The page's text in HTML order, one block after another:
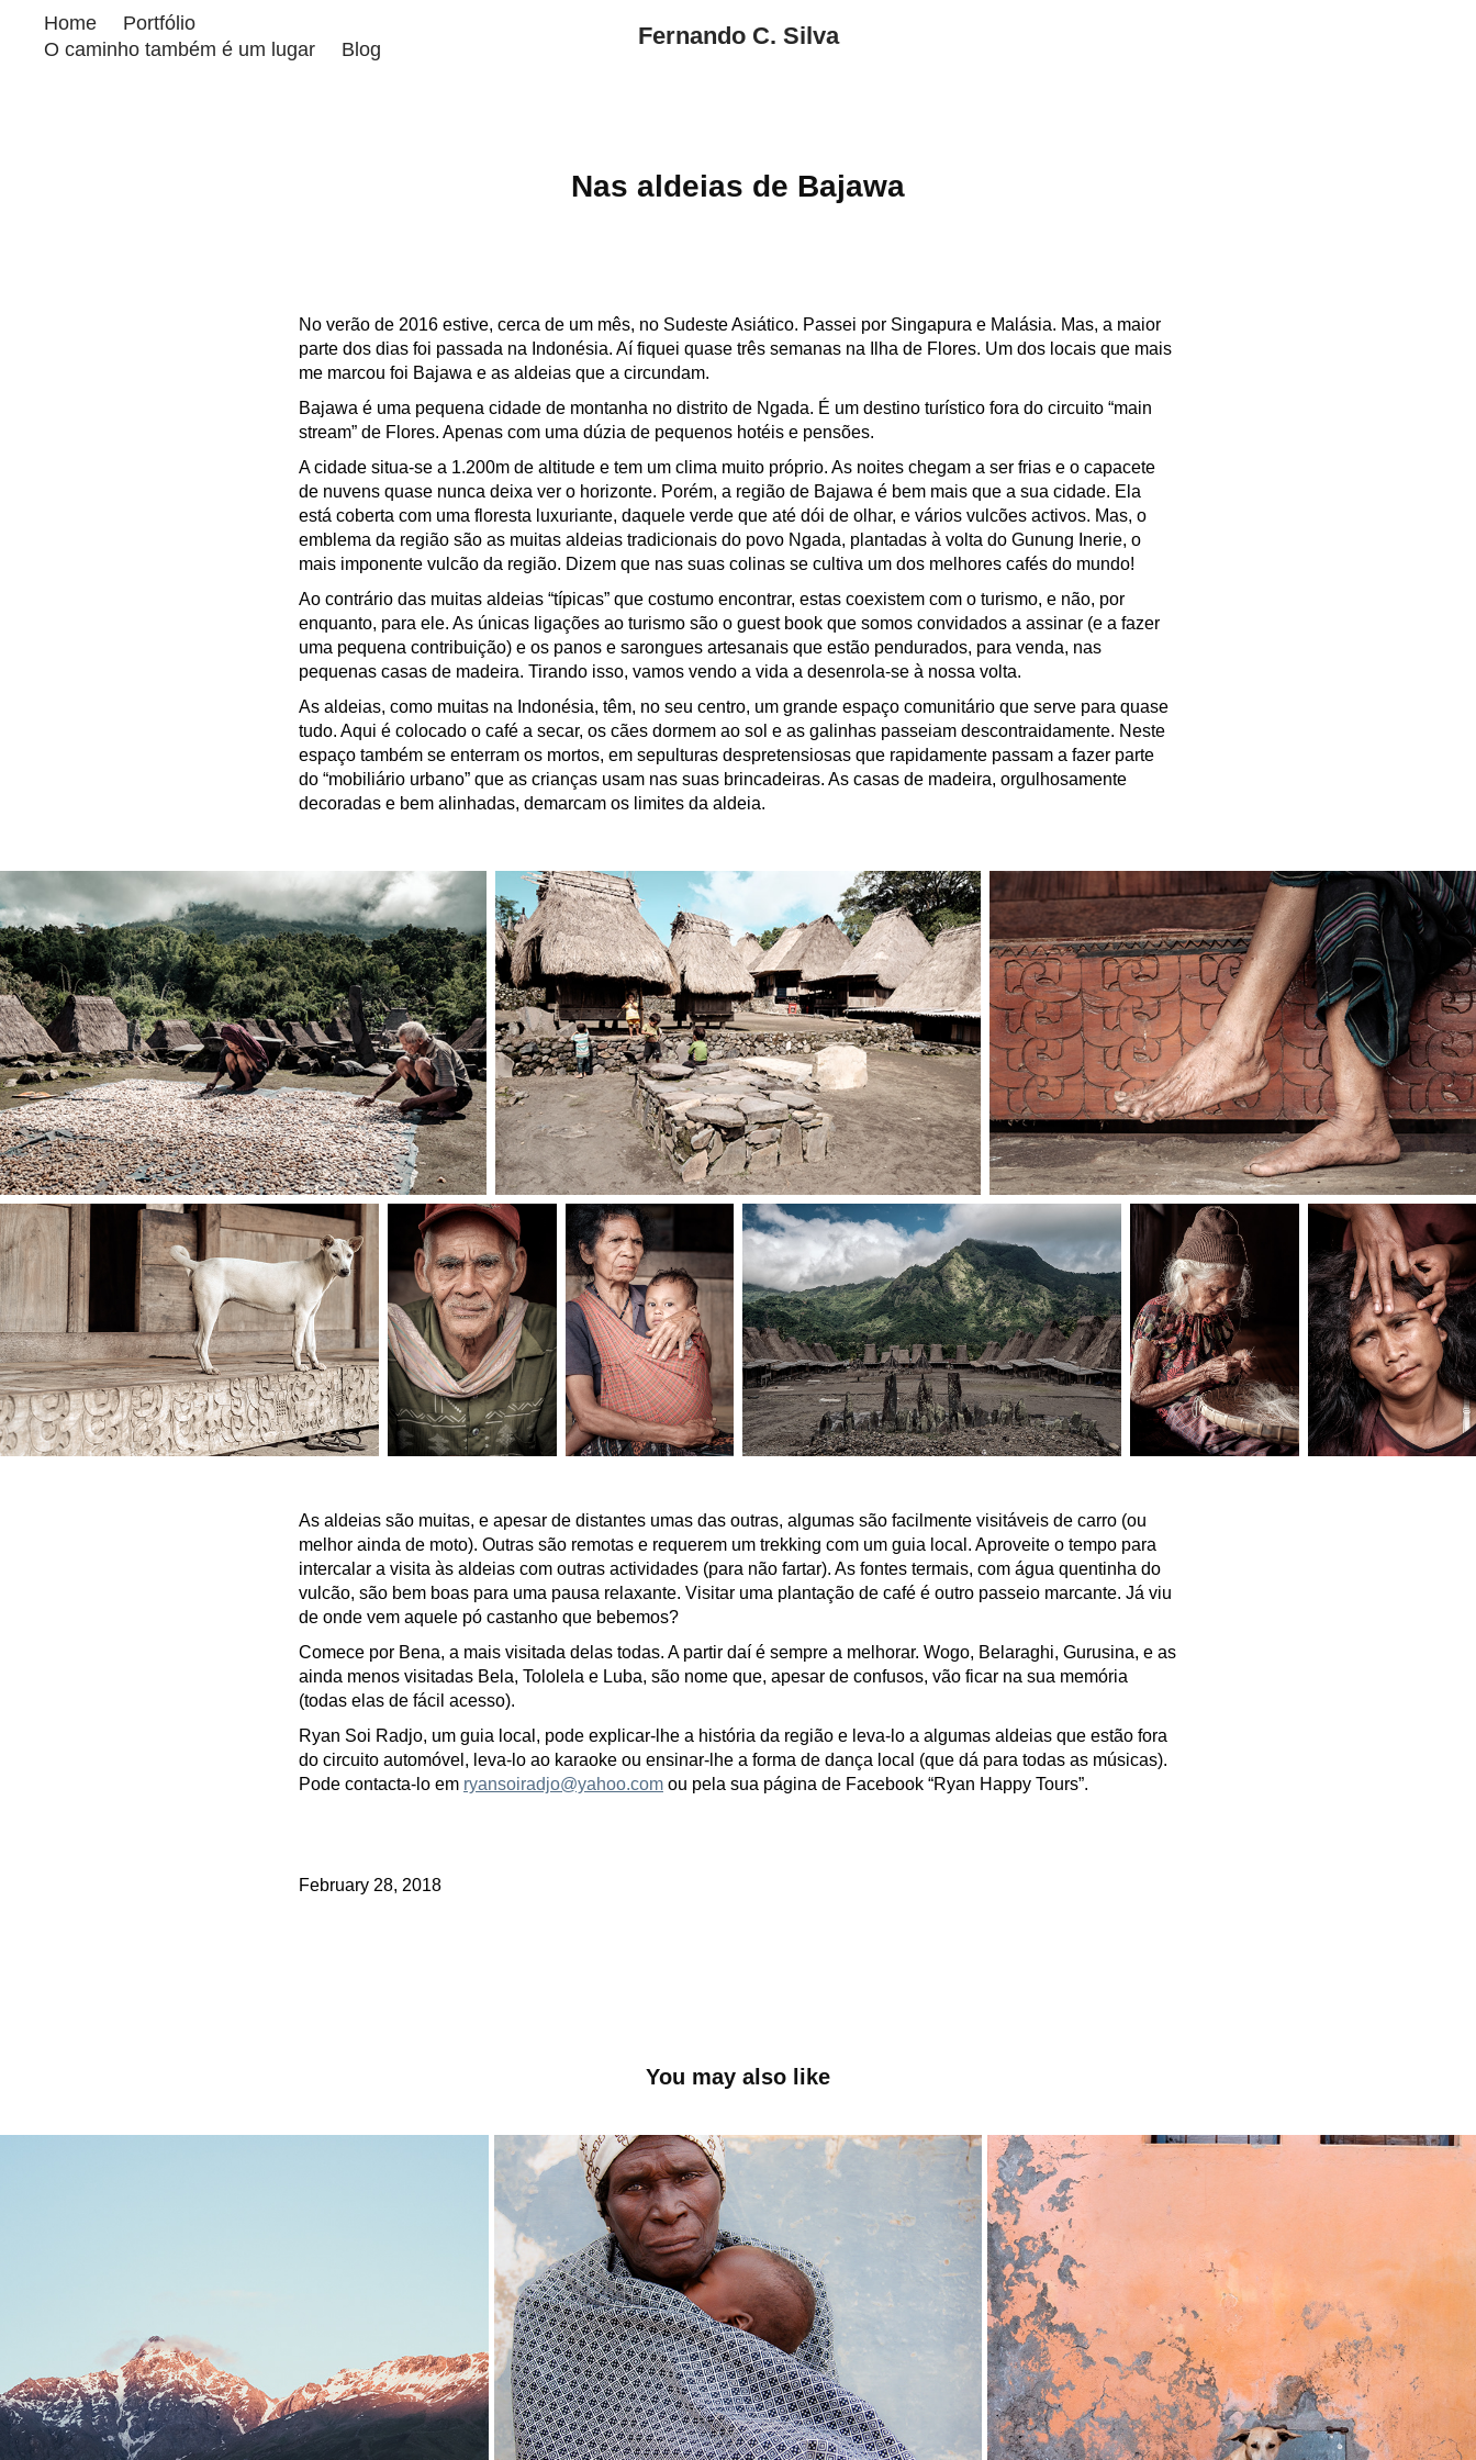
Home
Portfólio
O caminho também é um lugar
Blog Fernando C. Silva
Nas aldeias de Bajawa
No verão de 2016 estive, cerca de um mês, no Sudeste Asiático. Passei por Singapura e Malásia. Mas, a maior
parte dos dias foi passada na Indonésia. Aí fiquei quase três semanas na Ilha de Flores. Um dos locais que mais
me marcou foi Bajawa e as aldeias que a circundam.
Bajawa é uma pequena cidade de montanha no distrito de Ngada. É um destino turístico fora do circuito “main
stream” de Flores. Apenas com uma dúzia de pequenos hotéis e pensões.
A cidade situa-se a 1.200m de altitude e tem um clima muito próprio. As noites chegam a ser frias e o capacete
de nuvens quase nunca deixa ver o horizonte. Porém, a região de Bajawa é bem mais que a sua cidade. Ela
está coberta com uma floresta luxuriante, daquele verde que até dói de olhar, e vários vulcões activos. Mas, o
emblema da região são as muitas aldeias tradicionais do povo Ngada, plantadas à volta do Gunung Inerie, o
mais imponente vulcão da região. Dizem que nas suas colinas se cultiva um dos melhores cafés do mundo!
Ao contrário das muitas aldeias “típicas” que costumo encontrar, estas coexistem com o turismo, e não, por
enquanto, para ele. As únicas ligações ao turismo são o guest book que somos convidados a assinar (e a fazer
uma pequena contribuição) e os panos e sarongues artesanais que estão pendurados, para venda, nas
pequenas casas de madeira. Tirando isso, vamos vendo a vida a desenrola-se à nossa volta.
As aldeias, como muitas na Indonésia, têm, no seu centro, um grande espaço comunitário que serve para quase
tudo. Aqui é colocado o café a secar, os cães dormem ao sol e as galinhas passeiam descontraidamente. Neste
espaço também se enterram os mortos, em sepulturas despretensiosas que rapidamente passam a fazer parte
do “mobiliário urbano” que as crianças usam nas suas brincadeiras. As casas de madeira, orgulhosamente
decoradas e bem alinhadas, demarcam os limites da aldeia.
As aldeias são muitas, e apesar de distantes umas das outras, algumas são facilmente visitáveis de carro (ou
melhor ainda de moto). Outras são remotas e requerem um trekking com um guia local. Aproveite o tempo para
intercalar a visita às aldeias com outras actividades (para não fartar). As fontes termais, com água quentinha do
vulcão, são bem boas para uma pausa relaxante. Visitar uma plantação de café é outro passeio marcante. Já viu
de onde vem aquele pó castanho que bebemos?
Comece por Bena, a mais visitada delas todas. A partir daí é sempre a melhorar. Wogo, Belaraghi, Gurusina, e as
ainda menos visitadas Bela, Tololela e Luba, são nome que, apesar de confusos, vão ficar na sua memória
(todas elas de fácil acesso).
Ryan Soi Radjo, um guia local, pode explicar-lhe a história da região e leva-lo a algumas aldeias que estão fora
do circuito automóvel, leva-lo ao karaoke ou ensinar-lhe a forma de dança local (que dá para todas as músicas).
Pode contacta-lo em ryansoiradjo@yahoo.com ou pela sua página de Facebook “Ryan Happy Tours”.
February 28, 2018
You may also like
Um Bom dia
December, 2020
Pelo mercado de Sucupira
January, 2017